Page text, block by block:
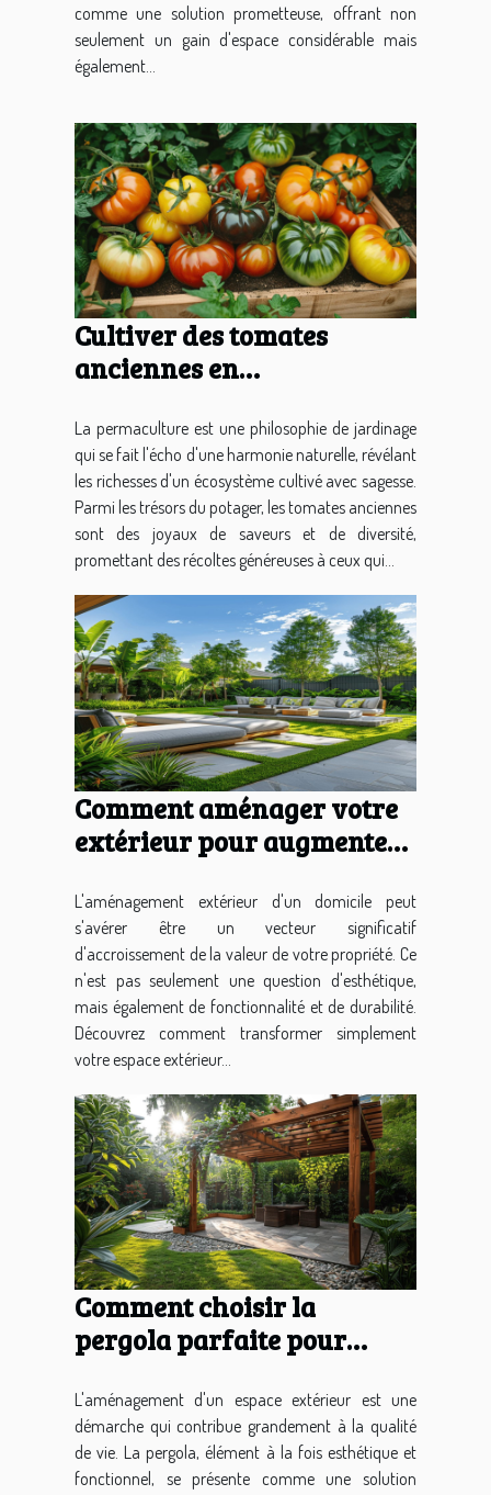
comme une solution prometteuse, offrant non
seulement un gain d'espace considérable mais
également...
Cultiver des tomates
anciennes en
d'un potager durable
La permaculture est une philosophie de jardinage
qui se fait l'écho d'une harmonie naturelle, révélant
les richesses d'un écosystème cultivé avec sagesse.
Parmi les trésors du potager, les tomates anciennes
sont des joyaux de saveurs et de diversité,
promettant des récoltes généreuses à ceux qui...
Comment aménager votre
extérieur pour augmenter
L'aménagement extérieur d'un domicile peut
s'avérer être un vecteur significatif
d'accroissement de la valeur de votre propriété. Ce
n'est pas seulement une question d'esthétique,
mais également de fonctionnalité et de durabilité.
Découvrez comment transformer simplement
votre espace extérieur...
Comment choisir la
pergola parfaite pour
L'aménagement d'un espace extérieur est une
démarche qui contribue grandement à la qualité
de vie. La pergola, élément à la fois esthétique et
fonctionnel, se présente comme une solution